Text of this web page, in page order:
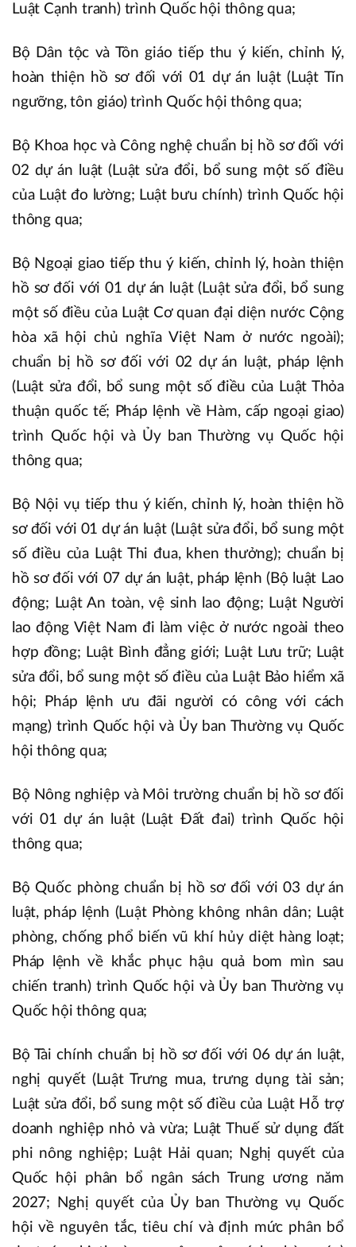
Luật Cạnh tranh) trình Quốc hội thông qua;
Bộ Dân tộc và Tôn giáo tiếp thu ý kiến, chỉnh lý,
hoàn thiện hồ sơ đối với 01 dự án luật (Luật Tín
ngưỡng, tôn giáo) trình Quốc hội thông qua;
Bộ Khoa học và Công nghệ chuẩn bị hồ sơ đối với
02 dự án luật (Luật sửa đổi, bổ sung một số điều
của Luật đo lường; Luật bưu chính) trình Quốc hội
thông qua;
Bộ Ngoại giao tiếp thu ý kiến, chỉnh lý, hoàn thiện
hồ sơ đối với 01 dự án luật (Luật sửa đổi, bổ sung
một số điều của Luật Cơ quan đại diện nước Cộng
hòa xã hội chủ nghĩa Việt Nam ở nước ngoài);
chuẩn bị hồ sơ đối với 02 dự án luật, pháp lệnh
(Luật sửa đổi, bổ sung một số điều của Luật Thỏa
thuận quốc tế; Pháp lệnh về Hàm, cấp ngoại giao)
trình Quốc hội và Ủy ban Thường vụ Quốc hội
thông qua;
Bộ Nội vụ tiếp thu ý kiến, chỉnh lý, hoàn thiện hồ
sơ đối với 01 dự án luật (Luật sửa đổi, bổ sung một
số điều của Luật Thi đua, khen thưởng); chuẩn bị
hồ sơ đối với 07 dự án luật, pháp lệnh (Bộ luật Lao
động; Luật An toàn, vệ sinh lao động; Luật Người
lao động Việt Nam đi làm việc ở nước ngoài theo
hợp đồng; Luật Bình đẳng giới; Luật Lưu trữ; Luật
sửa đổi, bổ sung một số điều của Luật Bảo hiểm xã
hội; Pháp lệnh ưu đãi người có công với cách
mạng) trình Quốc hội và Ủy ban Thường vụ Quốc
hội thông qua;
Bộ Nông nghiệp và Môi trường chuẩn bị hồ sơ đối
với 01 dự án luật (Luật Đất đai) trình Quốc hội
thông qua;
Bộ Quốc phòng chuẩn bị hồ sơ đối với 03 dự án
luật, pháp lệnh (Luật Phòng không nhân dân; Luật
phòng, chống phổ biến vũ khí hủy diệt hàng loạt;
Pháp lệnh về khắc phục hậu quả bom mìn sau
chiến tranh) trình Quốc hội và Ủy ban Thường vụ
Quốc hội thông qua;
Bộ Tài chính chuẩn bị hồ sơ đối với 06 dự án luật,
nghị quyết (Luật Trưng mua, trưng dụng tài sản;
Luật sửa đổi, bổ sung một số điều của Luật Hỗ trợ
doanh nghiệp nhỏ và vừa; Luật Thuế sử dụng đất
phi nông nghiệp; Luật Hải quan; Nghị quyết của
Quốc hội phân bổ ngân sách Trung ương năm
2027; Nghị quyết của Ủy ban Thường vụ Quốc
hội về nguyên tắc, tiêu chí và định mức phân bổ